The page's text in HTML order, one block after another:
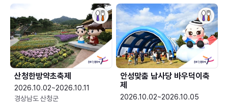
산청한방약초축제
2026.10.02~2026.10.11
경상남도 산청군
안성맞춤 남사당 바우덕이축
제
2026.10.02~2026.10.05